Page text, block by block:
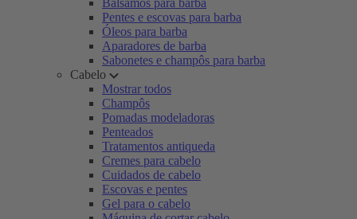
Bálsamos para barba
Pentes e escovas para barba
Óleos para barba
Aparadores de barba
Sabonetes e champôs para barba
Cabelo
Mostrar todos
Champôs
Pomadas modeladoras
Penteados
Tratamentos antiqueda
Cremes para cabelo
Cuidados de cabelo
Escovas e pentes
Gel para o cabelo